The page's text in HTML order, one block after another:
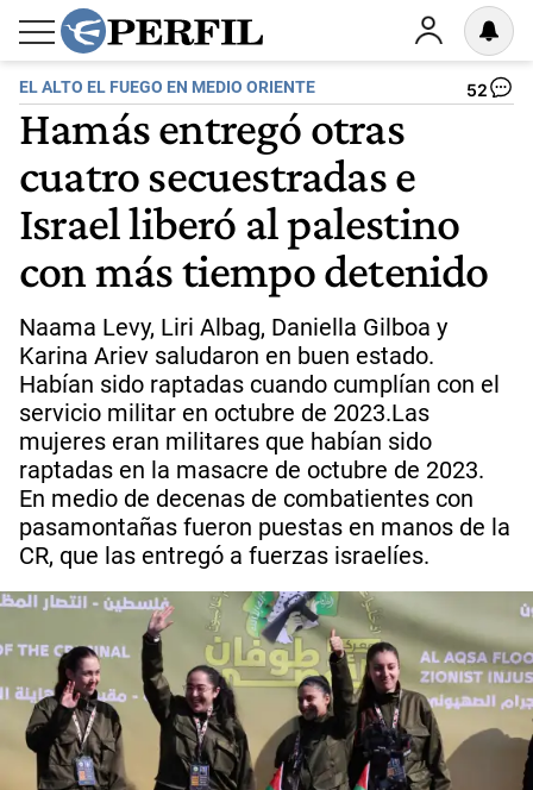
EL ALTO EL FUEGO EN MEDIO ORIENTE 52
Hamás entregó otras
cuatro secuestradas e
Israel liberó al palestino
con más tiempo detenido
Naama Levy, Liri Albag, Daniella Gilboa y
Karina Ariev saludaron en buen estado.
Habían sido raptadas cuando cumplían con el
servicio militar en octubre de 2023.Las
mujeres eran militares que habían sido
raptadas en la masacre de octubre de 2023.
En medio de decenas de combatientes con
pasamontañas fueron puestas en manos de la
CR, que las entregó a fuerzas israelíes.